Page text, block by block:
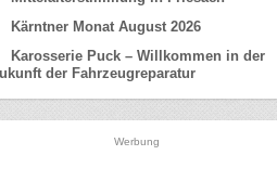
Kärntner Monat August 2026
Karosserie Puck – Willkommen in der
der Fahrzeugreparatur
Werbung